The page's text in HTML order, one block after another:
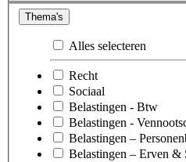
Thema's
Alles selecteren
Recht
Sociaal
Belastingen - Btw
Belastingen -
Belastingen –
Belastingen – Erven &